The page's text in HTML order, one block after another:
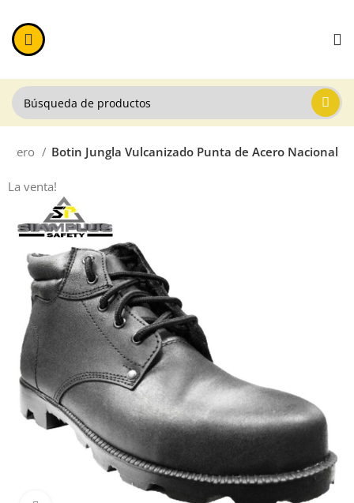
Botin Jungla Vulcanizado Punta de Acero Nacional
La venta!